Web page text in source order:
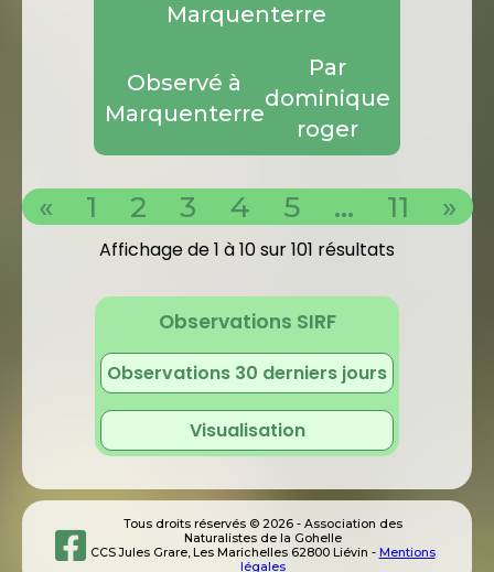
Marquenterre
Observé à
Marquenterre
Par
dominique
roger
« 1 2 3 4 5 ... 11 »
Affichage de 1 à 10 sur 101 résultats
Observations SIRF
Observations 30 derniers jours
Visualisation
Tous droits réservés © 2026 - Association des
Naturalistes de la Gohelle
CCS Jules Grare, Les Marichelles 62800 Liévin - Mentions
légales